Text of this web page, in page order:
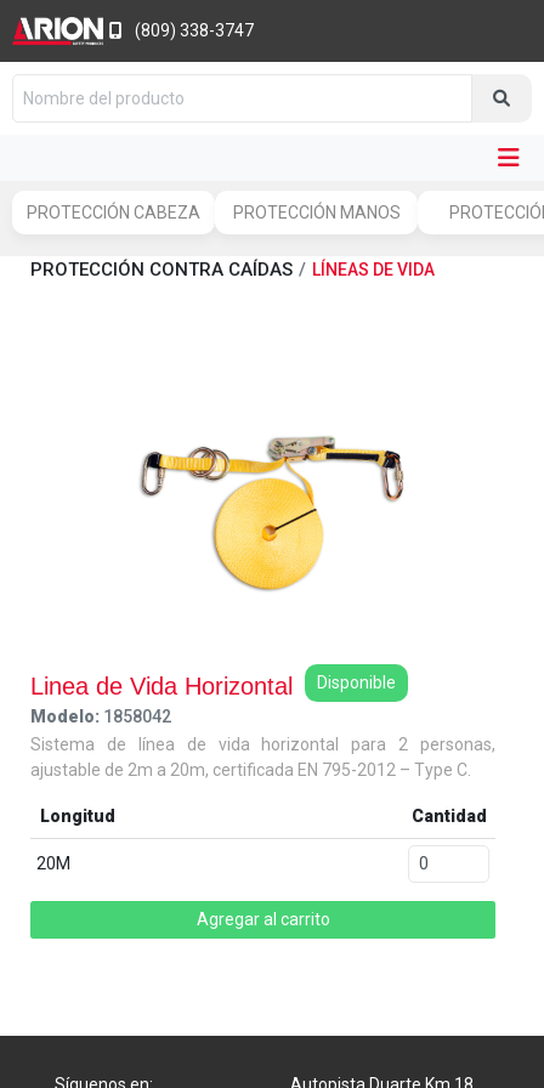
(809) 338-3747
PROTECCIÓN CABEZA PROTECCIÓN MANOS
PROTECCIÓN CONTRA CAÍDAS LÍNEAS DE VIDA
Linea de Vida Horizontal
Disponible
Modelo: 1858042
Sistema de línea de vida horizontal para 2 personas,
ajustable de 2m a 20m, certificada EN 795-2012 – Type C.
Longitud Cantidad
20M
Agregar al carrito
Síguenos en: Autopista Duarte Km 18.